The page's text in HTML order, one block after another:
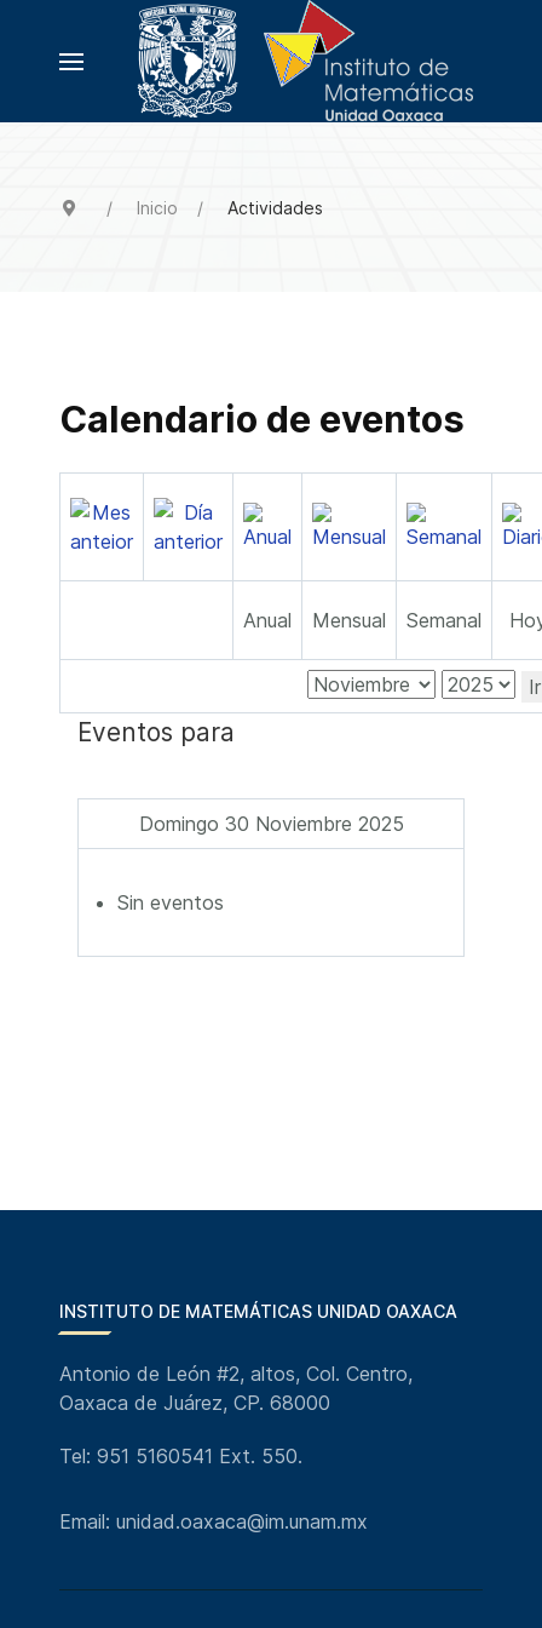
Inicio Actividades
Calendario de eventos
Anual Mensual Semanal
Eventos para
Domingo 30 Noviembre 2025
Sin eventos
INSTITUTO DE MATEMÁTICAS UNIDAD OAXACA
Antonio de León #2, altos, Col. Centro,
Oaxaca de Juárez, CP. 68000
Tel: 951 5160541 Ext. 550.
Email: unidad.oaxaca@im.unam.mx